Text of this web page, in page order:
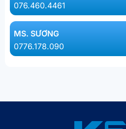
076.460.4461
MS. SƯƠNG
0776.178.090